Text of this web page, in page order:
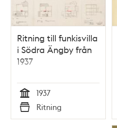
Ritning till funkisvilla
i Södra Ängby från
1937
Tid
1937
Typ
Ritning